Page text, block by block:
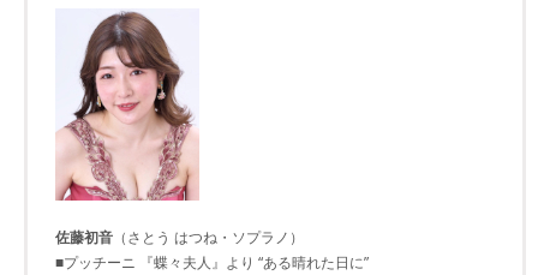
佐藤初音 （さとう はつね・ソプラノ）
■プッチーニ 『蝶々夫人』より “ある晴れた日に”